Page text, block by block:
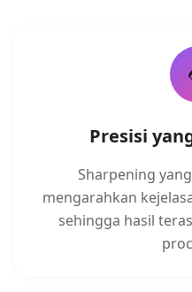
Presisi
Sharpening
mengarahkan
sehingga hasil